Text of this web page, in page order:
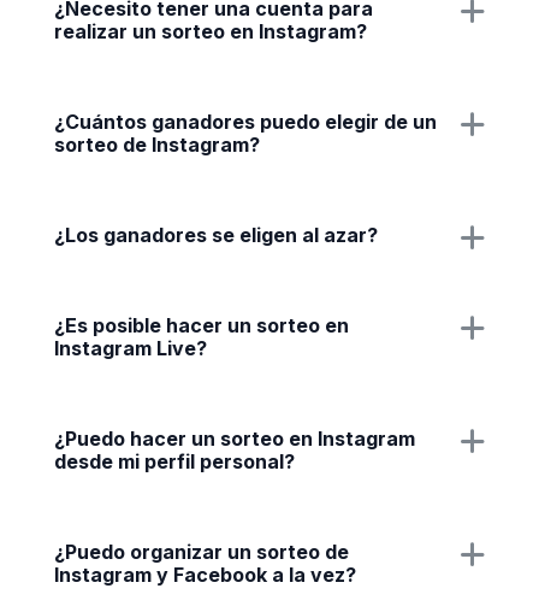
¿Necesito tener una cuenta para
realizar un sorteo en Instagram?
¿Cuántos ganadores puedo elegir de un
sorteo de Instagram?
¿Los ganadores se eligen al azar?
¿Es posible hacer un sorteo en
Instagram Live?
¿Puedo hacer un sorteo en Instagram
desde mi perfil personal?
¿Puedo organizar un sorteo de
Instagram y Facebook a la vez?